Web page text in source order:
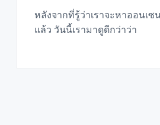
หลังจากที่รู้ว่าเราจะหาออนเซ
แล้ว วันนี้เรามาดูดีกว่าว่า